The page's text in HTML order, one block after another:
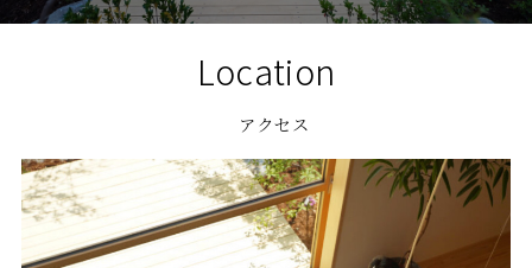
Location
アクセス